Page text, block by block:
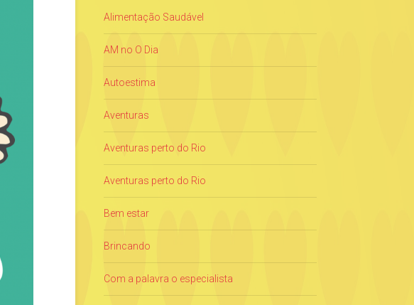
Alimentação Saudável
AM no O Dia
Autoestima
Aventuras
Aventuras perto do Rio
Aventuras perto do Rio
Bem estar
Brincando
Com a palavra o especialista